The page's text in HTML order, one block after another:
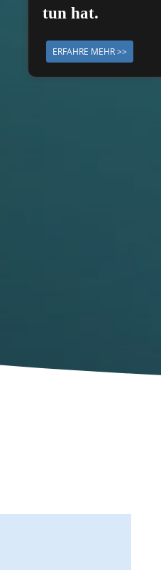
tun hat.
ERFAHRE MEHR >>